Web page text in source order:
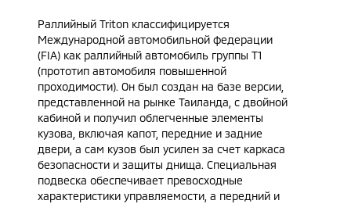
Раллийный Triton классифицируется
Международной автомобильной федерации
(FIA) как раллийный автомобиль группы T1
(прототип автомобиля повышенной
проходимости). Он был создан на базе версии,
представленной на рынке Таиланда, с двойной
кабиной и получил облегченные элементы
кузова, включая капот, передние и задние
двери, а сам кузов был усилен за счет каркаса
безопасности и защиты днища. Специальная
подвеска обеспечивает превосходные
характеристики управляемости, а передний и